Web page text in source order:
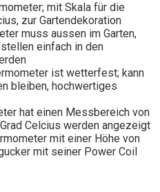
mit Skala für die
zur Gartendekoration
muss aussen im Garten,
einfach in den
ist wetterfest; kann
bleiben, hochwertiges
hat einen Messbereich von
Celcius werden angezeigt
mit einer Höhe von
mit seiner Power Coil